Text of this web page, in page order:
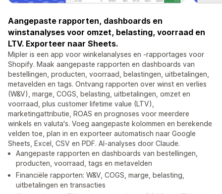
Aangepaste rapporten, dashboards en
winstanalyses voor omzet, belasting, voorraad en
LTV. Exporteer naar Sheets.
Mipler is een app voor winkelanalyses en -rapportages voor
Shopify. Maak aangepaste rapporten en dashboards van
bestellingen, producten, voorraad, belastingen, uitbetalingen,
metavelden en tags. Ontvang rapporten over winst en verlies
(W&V), marge, COGS, belasting, uitbetalingen, omzet en
voorraad, plus customer lifetime value (LTV),
marketingattributie, ROAS en prognoses voor meerdere
winkels en valuta's. Voeg aangepaste kolommen en berekende
velden toe, plan in en exporteer automatisch naar Google
Sheets, Excel, CSV en PDF. AI-analyses door Claude.
Aangepaste rapporten en dashboards van bestellingen,
producten, voorraad, tags en metavelden
Financiële rapporten: W&V, COGS, marge, belasting,
uitbetalingen en transacties